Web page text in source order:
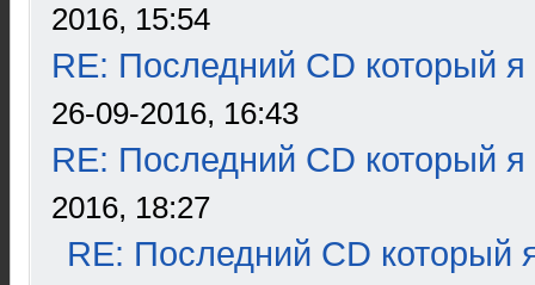
2016, 15:54
RE: Последний CD который я
26-09-2016, 16:43
RE: Последний CD который я
2016, 18:27
RE: Последний CD который